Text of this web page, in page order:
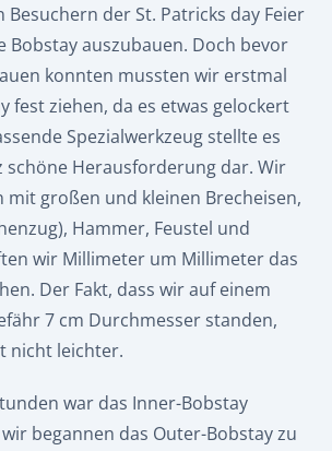
Besuchern der St. Patricks day Feier
Bobstay auszubauen. Doch bevor
konnten mussten wir erstmal
fest ziehen, da es etwas gelockert
Spezialwerkzeug stellte es
schöne Herausforderung dar. Wir
großen und kleinen Brecheisen,
Hammer, Feustel und
wir Millimeter um Millimeter das
Der Fakt, dass wir auf einem
7 cm Durchmesser standen,
nicht leichter.
war das Inner-Bobstay
begannen das Outer-Bobstay zu